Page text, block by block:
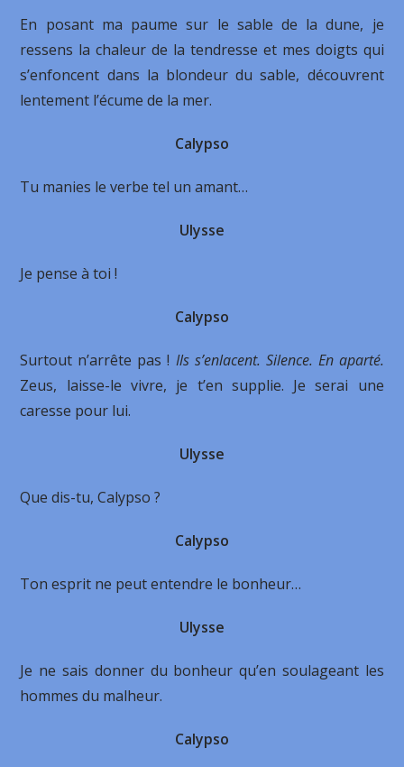
En posant ma paume sur le sable de la dune, je
ressens la chaleur de la tendresse et mes doigts qui
s’enfoncent dans la blondeur du sable, découvrent
lentement l’écume de la mer.
Calypso
Tu manies le verbe tel un amant…
Ulysse
Je pense à toi !
Calypso
Surtout n’arrête pas ! Ils s’enlacent. Silence. En aparté.
Zeus, laisse-le vivre, je t’en supplie. Je serai une
caresse pour lui.
Ulysse
Que dis-tu, Calypso ?
Calypso
Ton esprit ne peut entendre le bonheur…
Ulysse
Je ne sais donner du bonheur qu’en soulageant les
hommes du malheur.
Calypso